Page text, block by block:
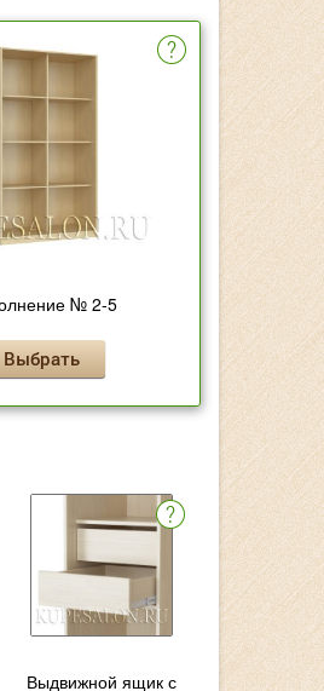
№ 2-5
Выбрать
Выдвижной ящик с